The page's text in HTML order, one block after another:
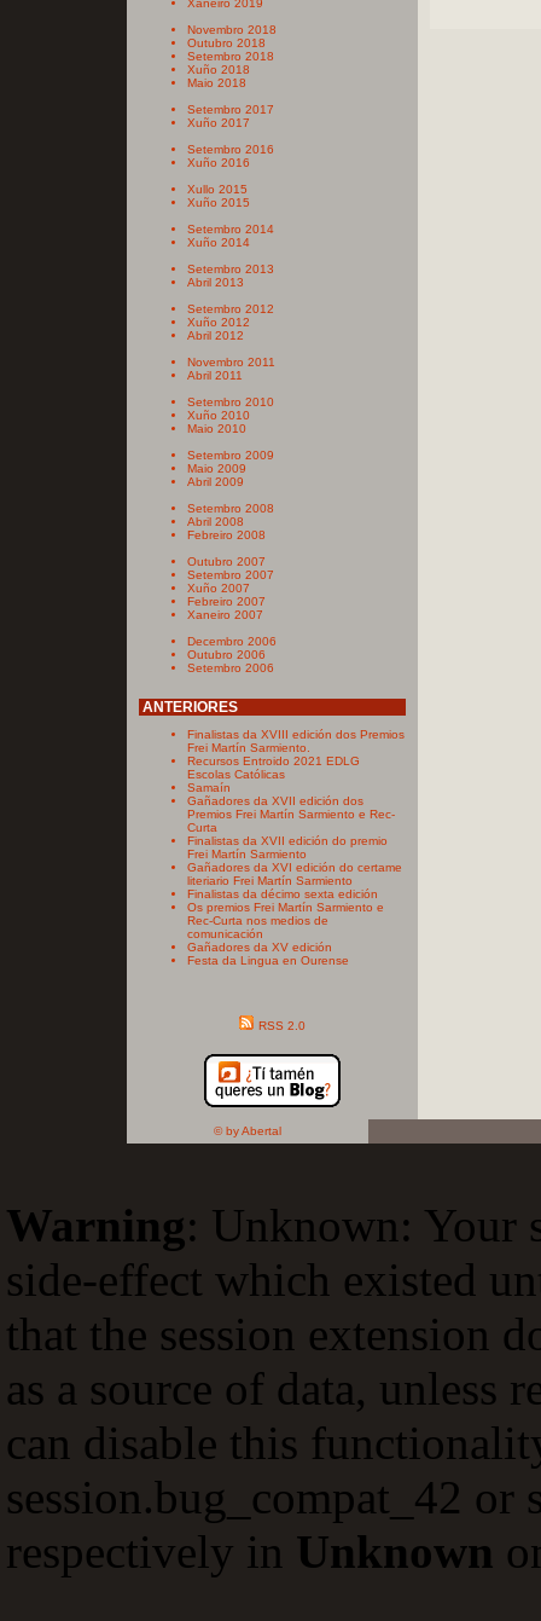
Xaneiro 2019
Novembro 2018
Outubro 2018
Setembro 2018
Xuño 2018
Maio 2018
Setembro 2017
Xuño 2017
Setembro 2016
Xuño 2016
Xullo 2015
Xuño 2015
Setembro 2014
Xuño 2014
Setembro 2013
Abril 2013
Setembro 2012
Xuño 2012
Abril 2012
Novembro 2011
Abril 2011
Setembro 2010
Xuño 2010
Maio 2010
Setembro 2009
Maio 2009
Abril 2009
Setembro 2008
Abril 2008
Febreiro 2008
Outubro 2007
Setembro 2007
Xuño 2007
Febreiro 2007
Xaneiro 2007
Decembro 2006
Outubro 2006
Setembro 2006
ANTERIORES
Finalistas da XVIII edición dos Premios
Frei Martín Sarmiento.
Recursos Entroido 2021 EDLG
Escolas Católicas
Samaín
Gañadores da XVII edición dos
Premios Frei Martín Sarmiento e Rec-
Curta
Finalistas da XVII edición do premio
Frei Martín Sarmiento
Gañadores da XVI edición do certame
literiario Frei Martín Sarmiento
Finalistas da décimo sexta edición
Os premios Frei Martín Sarmiento e
Rec-Curta nos medios de
comunicación
Gañadores da XV edición
Festa da Lingua en Ourense
RSS 2.0
© by Abertal
Warning: Unknown: Your
side-effect which existed
that the session extension
as a source of data, unless
can disable this
session.bug_compat_42
respectively in Unknown